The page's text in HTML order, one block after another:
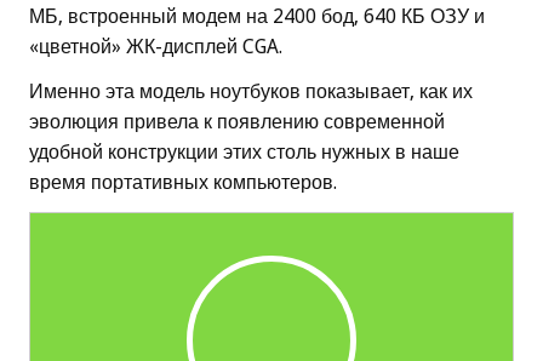
МБ, встроенный модем на 2400 бод, 640 КБ ОЗУ и
«цветной» ЖК-дисплей CGA.
Именно эта модель ноутбуков показывает, как их
эволюция привела к появлению современной
удобной конструкции этих столь нужных в наше
время портативных компьютеров.